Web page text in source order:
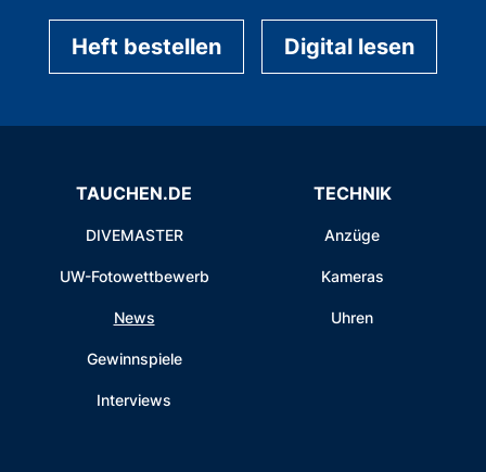
Heft bestellen Digital lesen
TAUCHEN.DE
DIVEMASTER
UW-Fotowettbewerb
News
Gewinnspiele
Interviews
TECHNIK
Anzüge
Kameras
Uhren